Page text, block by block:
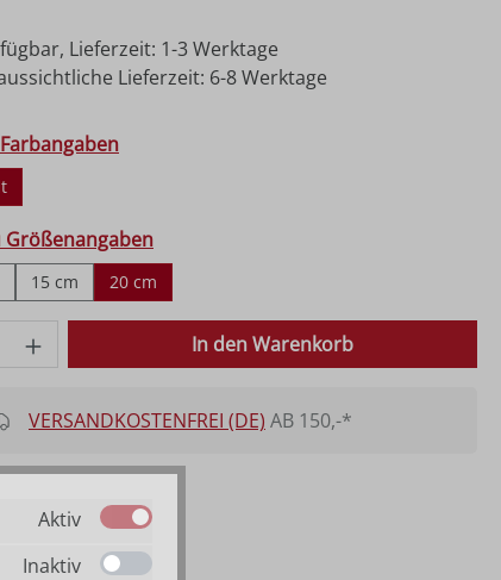
Lieferzeit: 1-3 Werktage
Lieferzeit: 6-8 Werktage
Größenangaben
15 cm 20 cm
Gib den gewünschten Wert
In den Warenkorb
VERSANDKOSTENFREI (DE) AB 150,-*
Aktiv
Inaktiv